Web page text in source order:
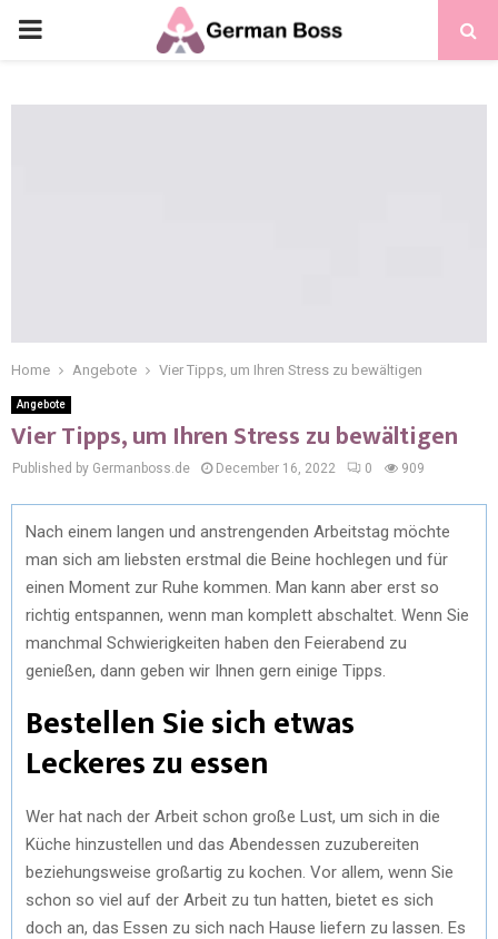
Home Angebote Vier Tipps, um Ihren Stress zu bewältigen
Angebote
Vier Tipps, um Ihren Stress zu bewältigen
Published by Germanboss.de December 16, 2022 0 909
Nach einem langen und anstrengenden Arbeitstag möchte
man sich am liebsten erstmal die Beine hochlegen und für
einen Moment zur Ruhe kommen. Man kann aber erst so
richtig entspannen, wenn man komplett abschaltet. Wenn Sie
manchmal Schwierigkeiten haben den Feierabend zu
genießen, dann geben wir Ihnen gern einige Tipps.
Bestellen Sie sich etwas
Leckeres zu essen
Wer hat nach der Arbeit schon große Lust, um sich in die
Küche hinzustellen und das Abendessen zuzubereiten
beziehungsweise großartig zu kochen. Vor allem, wenn Sie
schon so viel auf der Arbeit zu tun hatten, bietet es sich
doch an, das Essen zu sich nach Hause liefern zu lassen. Es